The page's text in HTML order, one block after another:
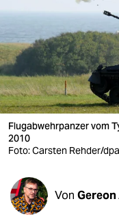
wahrheit
verlag
verlag
veranstaltungen
fragen & hilfe
Flugabwehrpanzer vom
2010
Foto: Carsten Rehder/dpa
Von